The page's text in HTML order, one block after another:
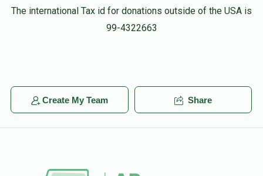
The international Tax id for donations outside of the USA is
99-4322663
Create My Team Share